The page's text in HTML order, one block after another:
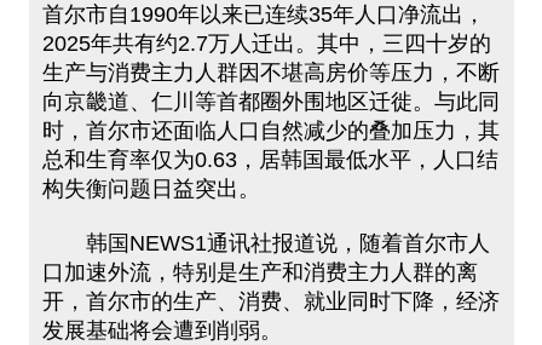
首尔市自1990年以来已连续35年人口净流出，
2025年共有约2.7万人迁出。其中，三四十岁的
生产与消费主力人群因不堪高房价等压力，不断
向京畿道、仁川等首都圈外围地区迁徙。与此同
时，首尔市还面临人口自然减少的叠加压力，其
总和生育率仅为0.63，居韩国最低水平，人口结
构失衡问题日益突出。
韩国NEWS1通讯社报道说，随着首尔市人
口加速外流，特别是生产和消费主力人群的离
开，首尔市的生产、消费、就业同时下降，经济
发展基础将会遭到削弱。